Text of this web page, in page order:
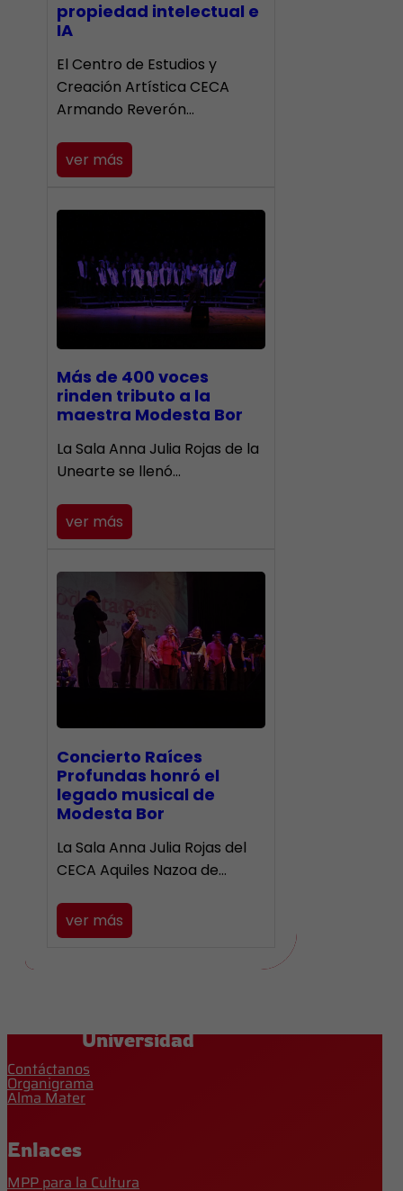
propiedad intelectual e
IA
El Centro de Estudios y
Creación Artística CECA
Armando Reverón…
ver más
Más de 400 voces
rinden tributo a la
maestra Modesta Bor
​La Sala Anna Julia Rojas de la
Unearte se llenó…
ver más
​Concierto Raíces
Profundas honró el
legado musical de
Modesta Bor
La Sala Anna Julia Rojas del
CECA Aquiles Nazoa de…
ver más
Universidad
Contáctanos
Organigrama
Alma Mater
Enlaces
MPP para la Cultura